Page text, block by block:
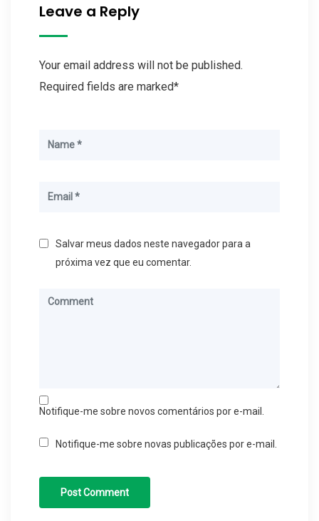
Leave a Reply
Your email address will not be published.
Required fields are marked*
Salvar meus dados neste navegador para a
próxima vez que eu comentar.
Notifique-me sobre novos comentários por e-mail.
Notifique-me sobre novas publicações por e-mail.